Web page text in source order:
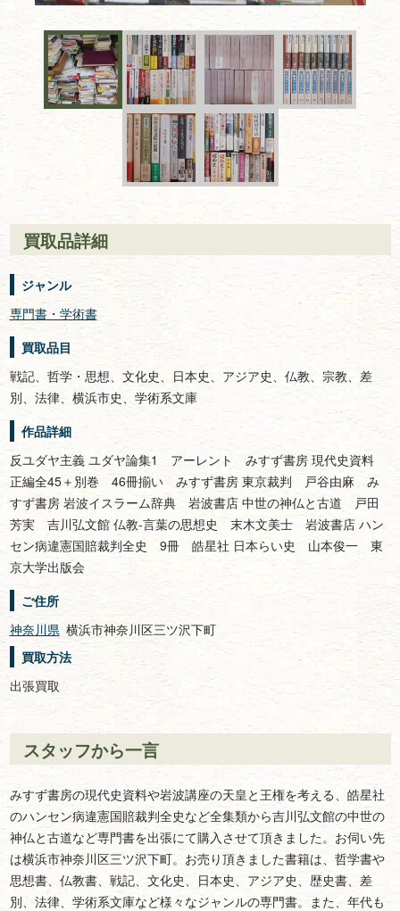
買取品詳細
ジャンル
専門書・学術書
買取品目
戦記、哲学・思想、文化史、日本史、アジア史、仏教、宗教、差
別、法律、横浜市史、学術系文庫
作品詳細
反ユダヤ主義 ユダヤ論集1 アーレント みすず書房 現代史資料
正編全45＋別巻 46冊揃い みすず書房 東京裁判 戸谷由麻 み
すず書房 岩波イスラーム辞典 岩波書店 中世の神仏と古道 戸田
芳実 吉川弘文館 仏教-言葉の思想史 末木文美士 岩波書店 ハン
セン病違憲国賠裁判全史 9冊 皓星社 日本らい史 山本俊一 東
京大学出版会
ご住所
神奈川県 横浜市神奈川区三ツ沢下町
買取方法
出張買取
スタッフから一言
みすず書房の現代史資料や岩波講座の天皇と王権を考える、皓星社
のハンセン病違憲国賠裁判全史など全集類から吉川弘文館の中世の
神仏と古道など専門書を出張にて購入させて頂きました。お伺い先
は横浜市神奈川区三ツ沢下町。お売り頂きました書籍は、哲学書や
思想書、仏教書、戦記、文化史、日本史、アジア史、歴史書、差
別、法律、学術系文庫など様々なジャンルの専門書。また、年代も